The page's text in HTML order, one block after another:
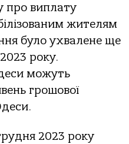
про виплату
жителям
було ухвалене ще
року.
можуть
грошової
2023 року